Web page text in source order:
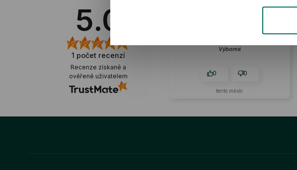
5.0
1 počet recenzí
Recenze získané a
ověřené uživatelem
Výborné
0 0
tento měsíc